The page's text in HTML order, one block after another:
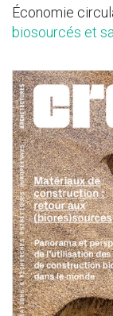
Économie
biosourcés et